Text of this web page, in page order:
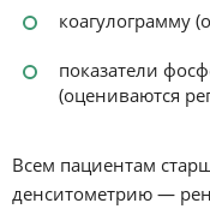
коагулограмму
показатели
(оцениваются
Всем пациентам
денситометрию —